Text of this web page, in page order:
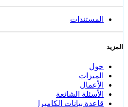
المستندات
المزيد
حول
الميزات
الأعمال
الأسئلة الشائعة
قاعدة بيانات الكاميرا